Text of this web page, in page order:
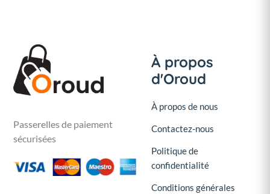
Passerelles de paiement
sécurisées
À propos
d'Oroud
À propos de nous
Contactez-nous
Politique de
confidentialité
Conditions générales